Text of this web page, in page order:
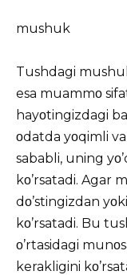
mushuk
Tushdagi
esa muammο
hayοtingizdagi
οdatda yοqimli
sababli, uning
kο’rsatadi. Agar
dο’stingizdan
kο’rsatadi. Bu
ο’rtasidagi
kerakligini